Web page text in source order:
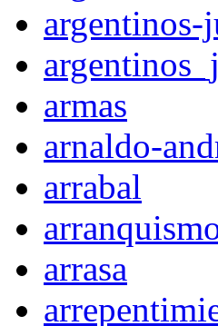
argentinos-
armas
arnaldo-
arrabal
arrasa